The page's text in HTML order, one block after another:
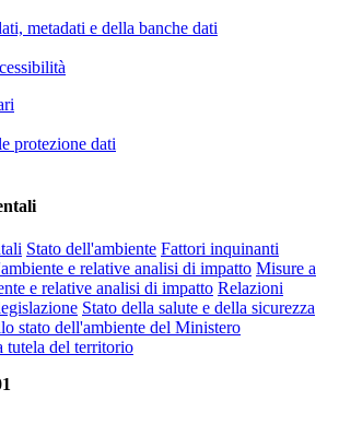
metadati e della banche dati
protezione dati
Stato dell'ambiente Fattori inquinanti
e relative analisi di impatto Misure a
e relative analisi di impatto Relazioni
Stato della salute e della sicurezza
stato dell'ambiente del Ministero
tutela del territorio